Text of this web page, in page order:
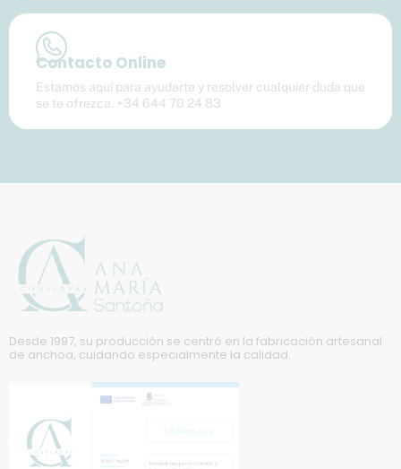
Contacto Online
Estamos aquí para ayudarte y resolver cualquier duda que
se te ofrezca. +34 644 70 24 83
Desde 1997, su producción se centró en la fabricación artesanal
de anchoa, cuidando especialmente la calidad.